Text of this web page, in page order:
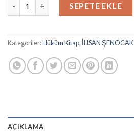
SEPETE EKLE
Kategoriler:Hüküm Kitap, İHSAN ŞENOCAK
AÇIKLAMA